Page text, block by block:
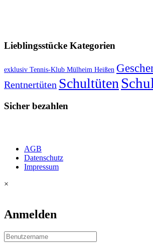
Lieblingsstücke Kategorien
exklusiv Tennis-Klub Mülheim Heißen
Rentnertüten Schultüten
Sicher bezahlen
AGB
Datenschutz
Impressum
×
Anmelden